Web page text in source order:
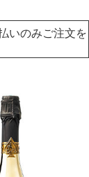
いのみご注文を